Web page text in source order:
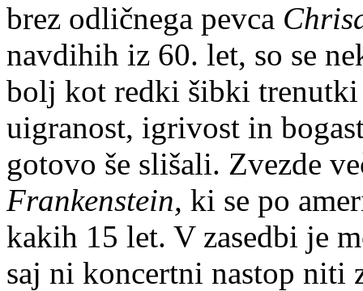
brez odličnega pevca
navdihih iz 60. let, so se
bolj kot redki šibki
uigranost, igrivost in
gotovo še slišali. Zvezde
Frankenstein, ki se po
kakih 15 let. V zasedbi je
saj ni koncertni nastop niti